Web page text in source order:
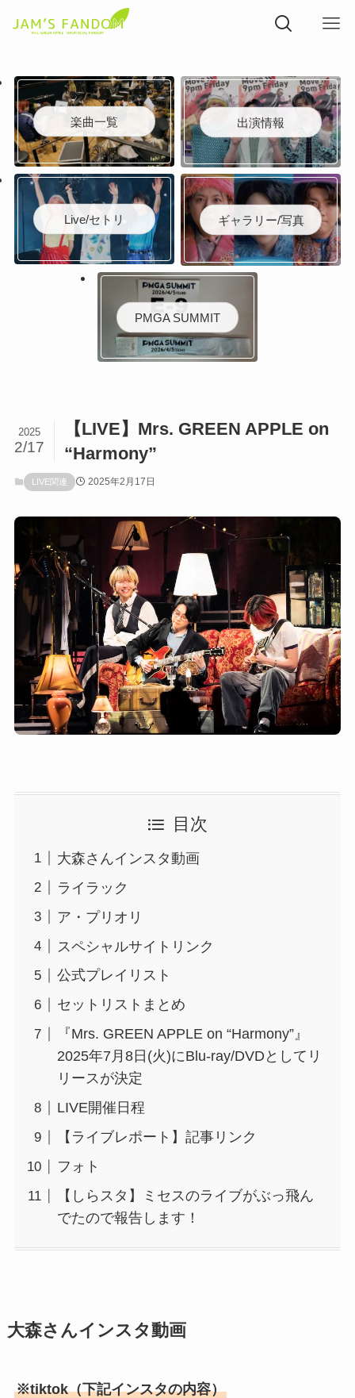
楽曲一覧 出演情報
Live/セトリ ギャラリー/写真
PMGA SUMMIT
【LIVE】Mrs. GREEN APPLE on
“Harmony”
2025
2/17
LIVE関連 2025年2月17日
目次
大森さんインスタ動画
ライラック
ア・プリオリ
スペシャルサイトリンク
公式プレイリスト
セットリストまとめ
『Mrs. GREEN APPLE on “Harmony”』
2025年7月8日(火)にBlu-ray/DVDとしてリ
リースが決定
LIVE開催日程
【ライブレポート】記事リンク
フォト
【しらスタ】ミセスのライブがぶっ飛ん
でたので報告します！
大森さんインスタ動画
※tiktok（下記インスタの内容）